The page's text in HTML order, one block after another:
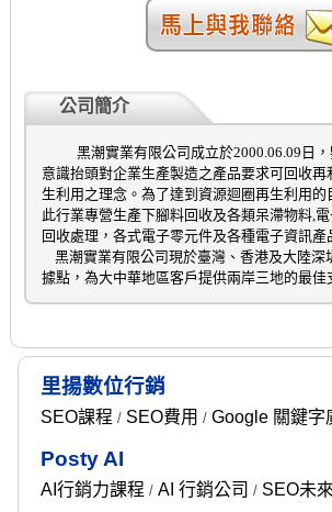
公司簡介
黑潮實業有限公司成立於2000.06.09 日
意識抬頭對企業生產製造之產品要求可回收再
生利用之理念。為了達到資源迴圈再生利用的
此行業專營生產下腳料回收及各類呆滯物料,
回收處理，各式電子零元件及各種電子資訊產
黑潮實業有限公司現於臺灣、香港及大陸深圳
據點，為大中華地區客戶提供兩岸三地的最佳
里揚數位行銷
SEO課程 / SEO費用 / Google 關鍵字
Posty AI
AI行銷力課程 / AI 行銷公司 / SEO未